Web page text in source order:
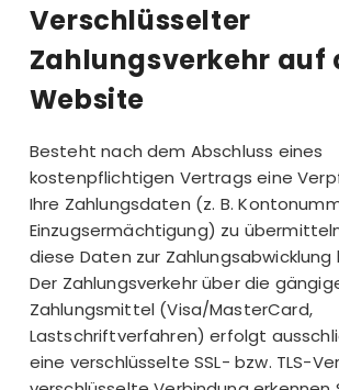
Verschlüsselter
Zahlungsverkehr auf
Website
Besteht nach dem Abschluss eines
kostenpflichtigen Vertrags eine
Ihre Zahlungsdaten (z. B.
Einzugsermächtigung) zu
diese Daten zur
Der Zahlungsverkehr über die
Zahlungsmittel (Visa/MasterCard,
Lastschriftverfahren) erfolgt
eine verschlüsselte SSL- bzw. TLS-